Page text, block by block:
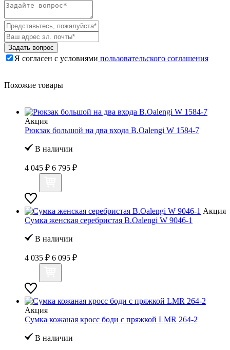
Задать вопрос
Я согласен с условиями пользовательского соглашения
Похожие товары
Акция
Рюкзак большой на два входа B.Oalengi W 1584-7
В наличии
4 045 ₽ 6 795 ₽
Акция
Сумка женская серебристая B.Oalengi W 9046-1
В наличии
4 035 ₽ 6 095 ₽
Акция
Сумка кожаная кросс боди с пряжкой LMR 264-2
В наличии